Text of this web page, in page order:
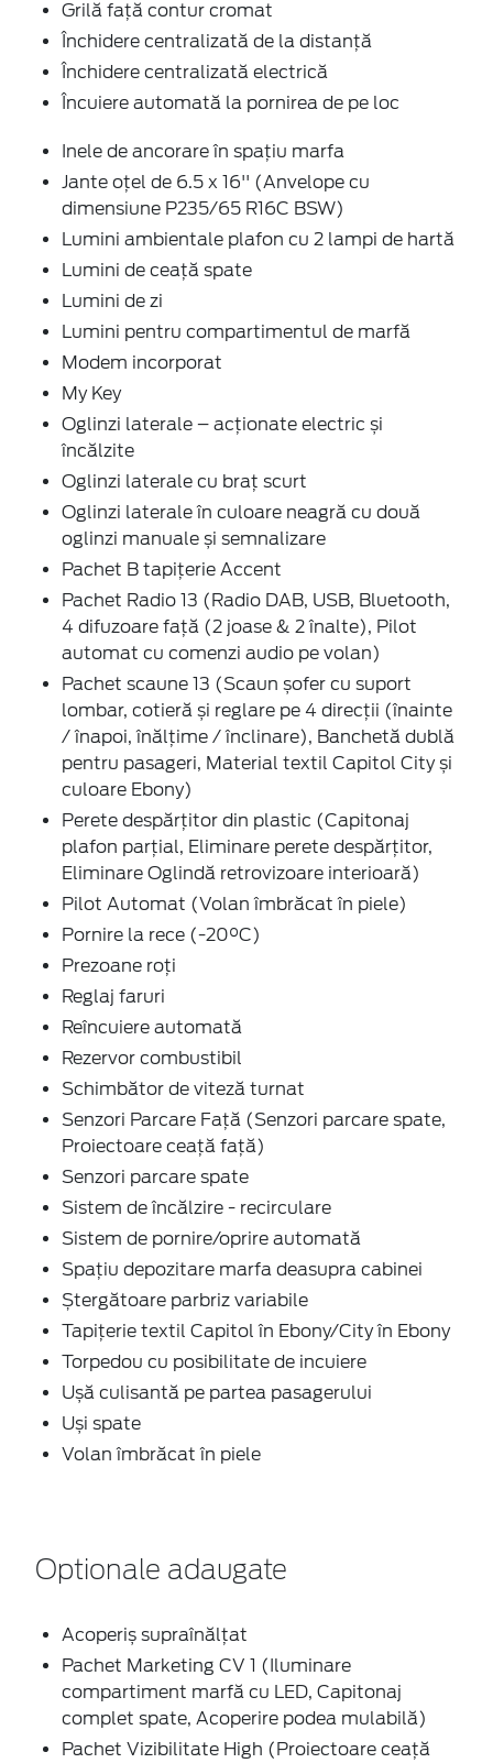
Grilă față contur cromat
Închidere centralizată de la distanţă
Închidere centralizată electrică
Încuiere automată la pornirea de pe loc
Inele de ancorare în spaţiu marfa
Jante oțel de 6.5 x 16'' (Anvelope cu
dimensiune P235/65 R16C BSW)
Lumini ambientale plafon cu 2 lampi de hartă
Lumini de ceață spate
Lumini de zi
Lumini pentru compartimentul de marfă
Modem incorporat
My Key
Oglinzi laterale – acționate electric și
încălzite
Oglinzi laterale cu braț scurt
Oglinzi laterale în culoare neagră cu două
oglinzi manuale și semnalizare
Pachet B tapițerie Accent
Pachet Radio 13 (Radio DAB, USB, Bluetooth,
4 difuzoare față (2 joase & 2 înalte), Pilot
automat cu comenzi audio pe volan)
Pachet scaune 13 (Scaun șofer cu suport
lombar, cotieră și reglare pe 4 direcții (înainte
/ înapoi, înălțime / înclinare), Banchetă dublă
pentru pasageri, Material textil Capitol City și
culoare Ebony)
Perete despărțitor din plastic (Capitonaj
plafon parţial, Eliminare perete despărțitor,
Eliminare Oglindă retrovizoare interioară)
Pilot Automat (Volan îmbrăcat în piele)
Pornire la rece (-20°C)
Prezoane roți
Reglaj faruri
Reîncuiere automată
Rezervor combustibil
Schimbător de viteză turnat
Senzori Parcare Faţă (Senzori parcare spate,
Proiectoare ceaţă faţă)
Senzori parcare spate
Sistem de încălzire - recirculare
Sistem de pornire/oprire automată
Spațiu depozitare marfa deasupra cabinei
Ștergătoare parbriz variabile
Tapițerie textil Capitol în Ebony/City în Ebony
Torpedou cu posibilitate de incuiere
Ușă culisantă pe partea pasagerului
Uși spate
Volan îmbrăcat în piele
Optionale adaugate
Acoperiș supraînălțat
Pachet Marketing CV 1 (Iluminare
compartiment marfă cu LED, Capitonaj
complet spate, Acoperire podea mulabilă)
Pachet Vizibilitate High (Proiectoare ceaţă